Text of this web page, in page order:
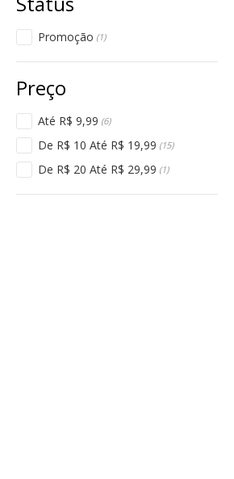
Promoção (1)
Até R$ 9,99 (6)
De R$ 10 Até R$ 19,99 (15)
De R$ 20 Até R$ 29,99 (1)